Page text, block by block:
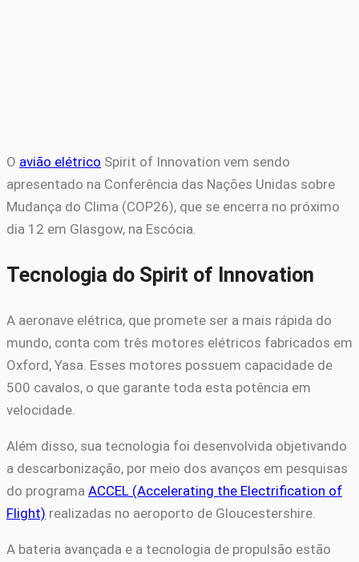
O avião elétrico Spirit of Innovation vem sendo
apresentado na Conferência das Nações Unidas sobre
Mudança do Clima (COP26), que se encerra no próximo
dia 12 em Glasgow, na Escócia.
Tecnologia do Spirit of Innovation
A aeronave elétrica, que promete ser a mais rápida do
mundo, conta com três motores elétricos fabricados em
Oxford, Yasa. Esses motores possuem capacidade de
500 cavalos, o que garante toda esta potência em
velocidade.
Além disso, sua tecnologia foi desenvolvida objetivando
a descarbonização, por meio dos avanços em pesquisas
do programa ACCEL (Accelerating the Electrification of
Flight) realizadas no aeroporto de Gloucestershire.
A bateria avançada e a tecnologia de propulsão estão